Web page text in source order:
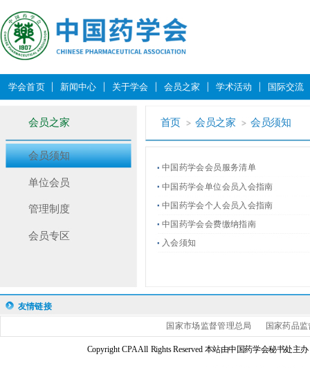
学会首页 新闻中心 关于学会 会员之家 学术活动 国际交流
会员之家
会员须知
单位会员
管理制度
会员专区
首页 会员之家 会员须知
中国药学会会员服务清单
中国药学会单位会员入会指南
中国药学会个人会员入会指南
中国药学会会费缴纳指南
入会须知
友情链接
国家市场监督管理总局 国家药品
Copyright CPA All Rights Reserved 本站由中国药学会秘书处主